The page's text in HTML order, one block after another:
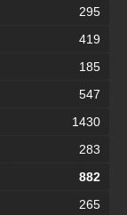
295
419
185
547
1430
283
882
265